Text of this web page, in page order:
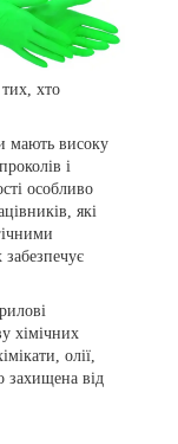
тих, хто
мають високу
і
особливо
які
хімічних
олії,
захищена від